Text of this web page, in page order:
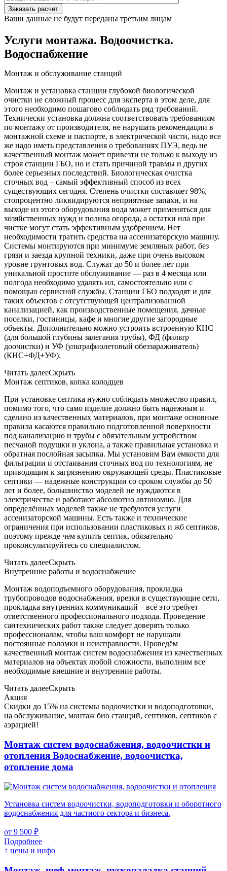
Ваши данные не будут переданы третьим лицам
Услуги монтажа. Водоочистка.
Водоснабжение
Монтаж и обслуживание станций
Монтаж и установка станции глубокой биологической
очистки не сложный процесс для эксперта в этом деле, для
этого необходимо пошагово соблюдать ряд требований.
Технически установка должна соответствовать требованиям
по монтажу от производителя, не нарушать рекомендации в
монтажной схеме и паспорте, в электрической части, надо все
же надо иметь представления о требованиях ПУЭ, ведь не
качественный монтаж может привезти не только к выходу из
строя станции ГБО, но и стать причиной травмы и других
более серьезных последствий. Биологическая очистка
сточных вод – самый эффективный способ из всех
существующих сегодня. Степень очистки составляет 98%,
стопроцентно ликвидируются неприятные запахи, и на
выходе из этого оборудования вода может применяться для
хозяйственных нужд и полива огорода, а остатки ила при
чистке могут стать эффективным удобрением. Нет
необходимости тратить средства на ассенизаторскую машину.
Системы монтируются при минимуме земляных работ, без
грязи и заезда крупной техники, даже при очень высоком
уровне грунтовых вод. Служат до 50 и более лет при
уникальной простоте обслуживание — раз в 4 месяца или
полгода необходимо удалять ил, самостоятельно или с
помощью сервисной службы. Станции ГБО подходят и для
таких объектов с отсутствующей централизованной
канализацией, как производственные помещения, дачные
поселки, гостиницы, кафе и многие другие загородные
объекты. Дополнительно можно устроить встроенную КНС
(для большой глубины залегания трубы), ФД (фильтр
доочистки) и УФ (ультрафиолетовый обеззараживатель)
(КНС+ФД+УФ).
Читать далееСкрыть
Монтаж септиков, копка колодцев
При установке септика нужно соблюдать множество правил,
помимо того, что само изделие должно быть надежным и
сделано из качественных материалов, при монтаже основные
правила касаются правильно подготовленной поверхности
под канализацию и трубы с обязательным устройством
песчаной подушки и уклона, а также правильная установка и
обратная послойная засыпка. Мы установим Вам емкости для
фильтрации и отстаивания сточных вод по технологиям, не
приводящим к загрязнению окружающей среды. Пластиковые
септики — надежные конструкции со сроком службы до 50
лет и более, большинство моделей не нуждаются в
электричестве и работают абсолютно автономно. Для
определённых моделей также не требуются услуги
ассенизаторской машины. Есть также и технические
ограничения при использовании пластиковых и жб септиков,
поэтому прежде чем купить септик, обязательно
проконсультируйтесь со специалистом.
Читать далееСкрыть
Внутренние работы и водоснабжение
Монтаж водоподъемного оборудования, прокладка
трубопроводов водоснабжения, врезки в существующие сети,
прокладка внутренних коммуникаций – всё это требует
ответственного профессионального подхода. Проведение
сантехнических работ также следует доверять только
профессионалам, чтобы ваш комфорт не нарушали
постоянные поломки и неисправности. Проведём
качественный монтаж систем водоснабжения из качественных
материалов на объектах любой сложности, выполним все
необходимые внешние и внутренние работы.
Читать далееСкрыть
Акция
Скидки до 15% на системы водоочистки и водоподготовки,
на обслуживание, монтаж био станций, септиков, септиков с
аэрацией!
Монтаж систем водоснабжения, водоочистки и
отопления Водоснабжение, водоочистка,
отопление дома
Установка систем водоочистки, водоподготовки и оборотного
водоснабжения для частного сектора и бизнеса.
от 9 500 ₽
Подробнее
↑ цены и инфо